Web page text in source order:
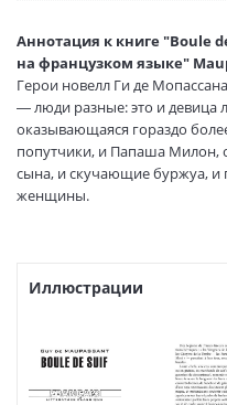
Тип обложки:
Мягкая
Формат:
70х100
Размеры в мм
(ДхШхВ):
Вес:
90 гр.
Страниц:
192
Тираж:
2000 экз.
В продаже с:
Аннотация к книге "Boule
на французком языке"
Герои новелл Ги де
— люди разные: это и девица
оказывающаяся гораздо
попутчики, и Папаша Милон,
сына, и скучающие буржуа,
женщины.
новелл с комментариями и
Иллюстрации